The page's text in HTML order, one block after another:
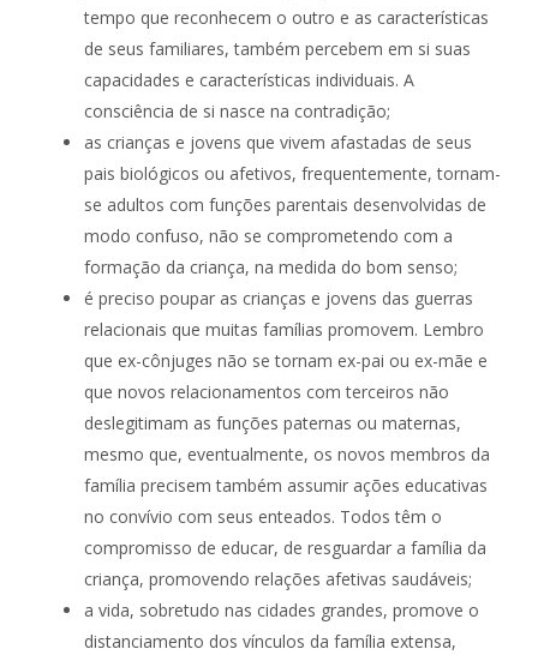
tempo que reconhecem o outro e as características
de seus familiares, também percebem em si suas
capacidades e características individuais. A
consciência de si nasce na contradição;
as crianças e jovens que vivem afastadas de seus
pais biológicos ou afetivos, frequentemente, tornam-
se adultos com funções parentais desenvolvidas de
modo confuso, não se comprometendo com a
formação da criança, na medida do bom senso;
é preciso poupar as crianças e jovens das guerras
relacionais que muitas famílias promovem. Lembro
que ex-cônjuges não se tornam ex-pai ou ex-mãe e
que novos relacionamentos com terceiros não
deslegitimam as funções paternas ou maternas,
mesmo que, eventualmente, os novos membros da
família precisem também assumir ações educativas
no convívio com seus enteados. Todos têm o
compromisso de educar, de resguardar a família da
criança, promovendo relações afetivas saudáveis;
a vida, sobretudo nas cidades grandes, promove o
distanciamento dos vínculos da família extensa,